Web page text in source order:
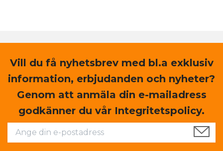
Vill du få nyhetsbrev med bl.a exklusiv
information, erbjudanden och nyheter?
Genom att anmäla din e-mailadress
godkänner du vår Integritetspolicy.